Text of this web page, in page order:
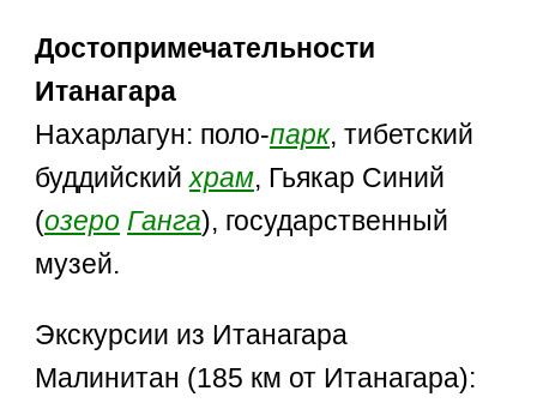
Достопримечательности
Итанагара
Нахарлагун: поло-парк, тибетский
буддийскийхрам, Гьякар Синий
(озеро Ганга), государственный
музей.
Экскурсии из Итанагара
Малинитан (185 км от Итанагара):